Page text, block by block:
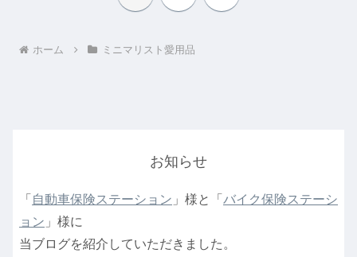
ホーム ミニマリスト愛用品
お知らせ
「 自動車保険ステーション 」様と「 バイク保険ステーシ
ョン 」様に
当ブログを紹介していただきました。